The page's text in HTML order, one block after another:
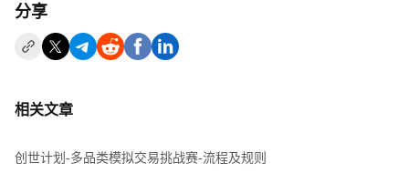
分享
相关文章
创世计划-多品类模拟交易挑战赛-流程及规则